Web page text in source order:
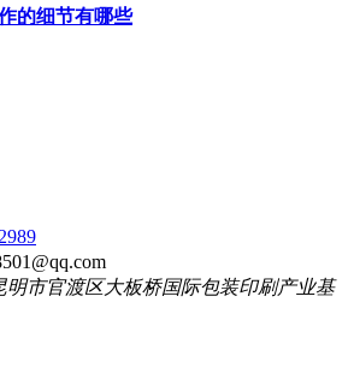
的细节有哪些
明市官渡区大板桥国际包装印刷产业基